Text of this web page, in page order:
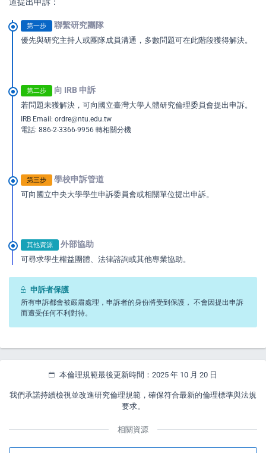
道提出申訴：
第一步 聯繫研究團隊
優先與研究主持人或團隊成員溝通，多數問題可在此階段獲得解決。
第二步 向 IRB 申訴
若問題未獲解決，可向國立臺灣大學人體研究倫理委員會提出申訴。
IRB Email: ordre@ntu.edu.tw
電話: 886-2-3366-9956 轉相關分機
第三步 學校申訴管道
可向國立中央大學學生申訴委員會或相關單位提出申訴。
其他資源 外部協助
可尋求學生權益團體、法律諮詢或其他專業協助。
申訴者保護
所有申訴都會被嚴肅處理，申訴者的身份將受到保護， 不會因提出申訴
而遭受任何不利對待。
本倫理規範最後更新時間：2025 年 10 月 20 日
我們承諾持續檢視並改進研究倫理規範，確保符合最新的倫理標準與法規
要求。
相關資源